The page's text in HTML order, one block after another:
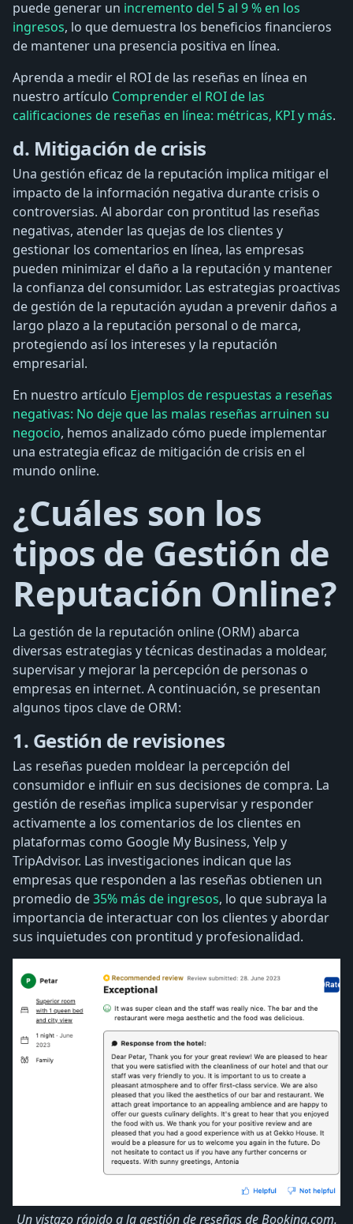
puede generar un incremento del 5 al 9 % en los
ingresos, lo que demuestra los beneficios financieros
de mantener una presencia positiva en línea.
Aprenda a medir el ROI de las reseñas en línea en
nuestro artículo Comprender el ROI de las
calificaciones de reseñas en línea: métricas, KPI y más.
d. Mitigación de crisis
Una gestión eficaz de la reputación implica mitigar el
impacto de la información negativa durante crisis o
controversias. Al abordar con prontitud las reseñas
negativas, atender las quejas de los clientes y
gestionar los comentarios en línea, las empresas
pueden minimizar el daño a la reputación y mantener
la confianza del consumidor. Las estrategias proactivas
de gestión de la reputación ayudan a prevenir daños a
largo plazo a la reputación personal o de marca,
protegiendo así los intereses y la reputación
empresarial.
En nuestro artículo Ejemplos de respuestas a reseñas
negativas: No deje que las malas reseñas arruinen su
negocio, hemos analizado cómo puede implementar
una estrategia eficaz de mitigación de crisis en el
mundo online.
¿Cuáles son los
tipos de Gestión de
Reputación Online?
La gestión de la reputación online (ORM) abarca
diversas estrategias y técnicas destinadas a moldear,
supervisar y mejorar la percepción de personas o
empresas en internet. A continuación, se presentan
algunos tipos clave de ORM:
1. Gestión de revisiones
Las reseñas pueden moldear la percepción del
consumidor e influir en sus decisiones de compra. La
gestión de reseñas implica supervisar y responder
activamente a los comentarios de los clientes en
plataformas como Google My Business, Yelp y
TripAdvisor. Las investigaciones indican que las
empresas que responden a las reseñas obtienen un
promedio de35% más de ingresos, lo que subraya la
importancia de interactuar con los clientes y abordar
sus inquietudes con prontitud y profesionalidad.
Un vistazo rápido a la gestión de reseñas de Booking.com.